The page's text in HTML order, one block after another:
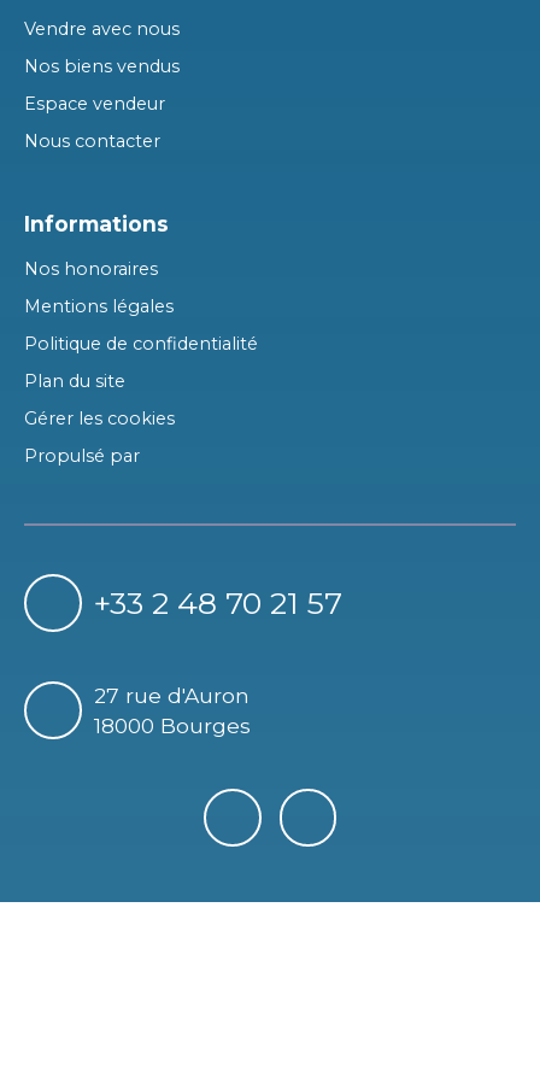
Vendre avec nous
Nos biens vendus
Espace vendeur
Nous contacter
Informations
Nos honoraires
Mentions légales
Politique de confidentialité
Plan du site
Gérer les cookies
Propulsé par
+33 2 48 70 21 57
27 rue d'Auron
18000 Bourges